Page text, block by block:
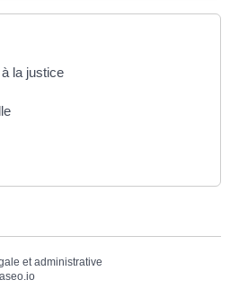
la justice
et administrative